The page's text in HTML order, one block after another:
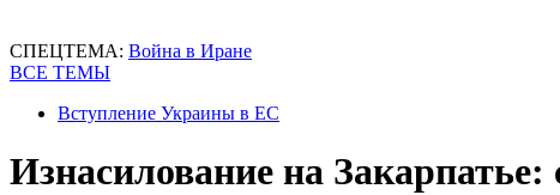
СПЕЦТЕМА: Война в Иране
ВСЕ ТЕМЫ
Вступление Украины в ЕС
Изнасилование на Закарпатье: